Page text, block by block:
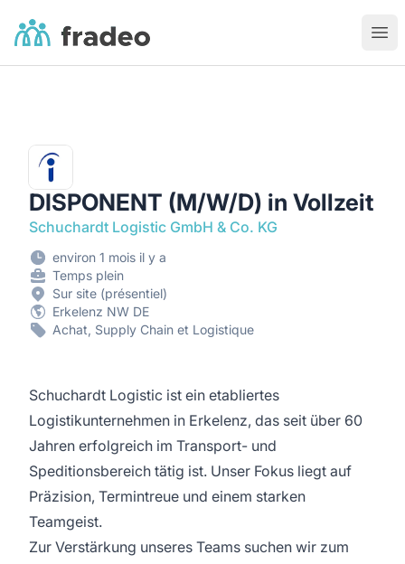
Fradeo
DISPONENT (M/W/D) in Vollzeit
Schuchardt Logistic GmbH & Co. KG
environ 1 mois il y a
Temps plein
Sur site (présentiel)
Erkelenz NW DE
Achat, Supply Chain et Logistique
Schuchardt Logistic ist ein etabliertes
Logistikunternehmen in Erkelenz, das seit über 60
Jahren erfolgreich im Transport- und
Speditionsbereich tätig ist. Unser Fokus liegt auf
Präzision, Termintreue und einem starken
Teamgeist.
Zur Verstärkung unseres Teams suchen wir zum